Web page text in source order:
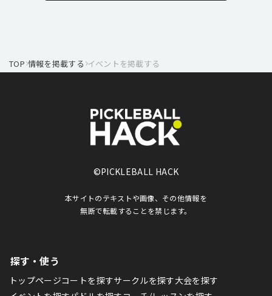
TOP 情報を掲載する イベントを掲載する
©PICKLEBALL HACK
本サイトのテキストや画像、その他情報を
無断で転載することを禁じます。
探す・使う
トップページコートを探すサークルを探す大会を探す